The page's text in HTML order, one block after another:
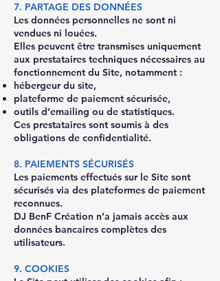
7. PARTAGE DES DONNÉES
Les données personnelles ne sont ni
vendues ni louées.
Elles peuvent être transmises uniquement
aux prestataires techniques nécessaires au
fonctionnement du Site, notamment :
hébergeur du site,
plateforme de paiement sécurisée,
outils d’emailing ou de statistiques.
Ces prestataires sont soumis à des
obligations de confidentialité.
8. PAIEMENTS SÉCURISÉS
Les paiements effectués sur le Site sont
sécurisés via des plateformes de paiement
reconnues.
DJ BenF Création n’a jamais accès aux
données bancaires complètes des
utilisateurs.
9. COOKIES